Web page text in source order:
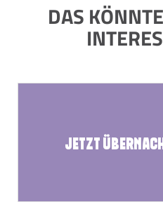
DAS
JETZT